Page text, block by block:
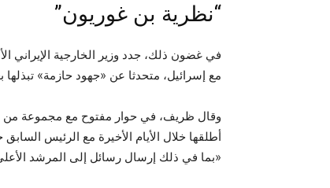
“نظرية بن غوريون”
في غضون ذلك، جدد وزير الخارجية
مع إسرائيل، متحدثا عن «جهود حازمة»
وقال ظريف، في حوار مفتوح مع مجموعة من
أطلقها خلال الأيام الأخيرة مع الرئيس
«بما في ذلك إرسال رسائل إلى المرشد